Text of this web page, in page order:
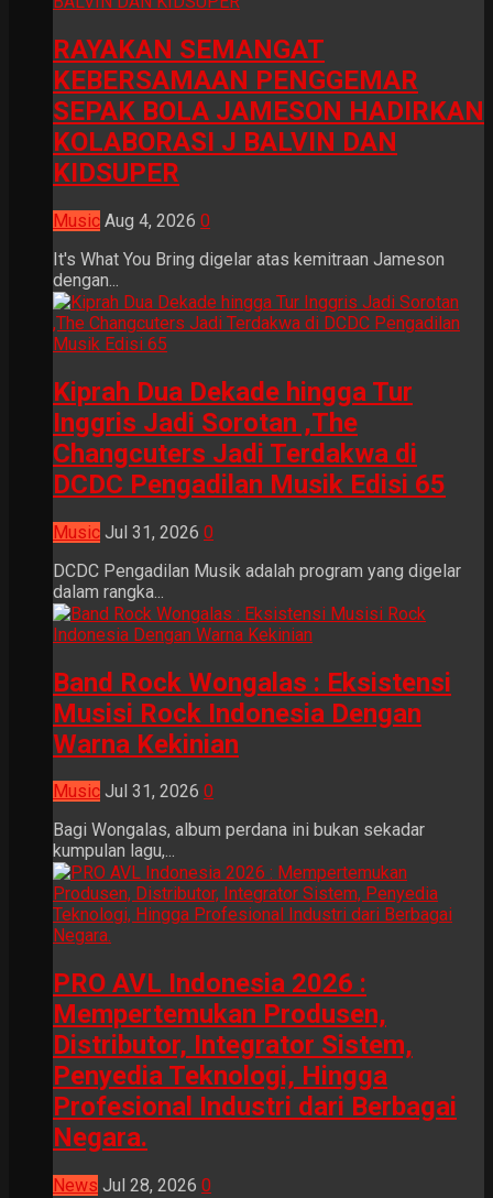
RAYAKAN SEMANGAT
KEBERSAMAAN PENGGEMAR
SEPAK BOLA JAMESON HADIRKAN
KOLABORASI J BALVIN DAN
KIDSUPER
Music Aug 4, 2026 0
It's What You Bring digelar atas kemitraan Jameson
dengan...
Kiprah Dua Dekade hingga Tur
Inggris Jadi Sorotan ,The
Changcuters Jadi Terdakwa di
DCDC Pengadilan Musik Edisi 65
Music Jul 31, 2026 0
DCDC Pengadilan Musik adalah program yang digelar
dalam rangka...
Band Rock Wongalas : Eksistensi
Musisi Rock Indonesia Dengan
Warna Kekinian
Music Jul 31, 2026 0
Bagi Wongalas, album perdana ini bukan sekadar
kumpulan lagu,...
PRO AVL Indonesia 2026 :
Mempertemukan Produsen,
Distributor, Integrator Sistem,
Penyedia Teknologi, Hingga
Profesional Industri dari Berbagai
Negara.
News Jul 28, 2026 0